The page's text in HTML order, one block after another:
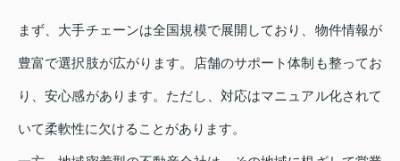
まず、大手チェーンは全国規模で展開しており、物件情報が
豊富で選択肢が広がります。店舗のサポート体制も整ってお
り、安心感があります。ただし、対応はマニュアル化されて
いて柔軟性に欠けることがあります。